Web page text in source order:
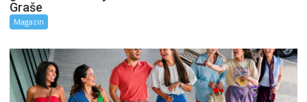
Graše
Magazin